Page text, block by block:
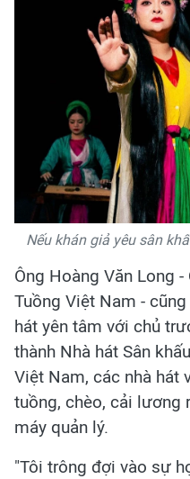
Nếu khán giả yêu sân
Ông Hoàng Văn Long
Tuồng Việt Nam -
hát yên tâm với chủ
thành Nhà hát Sân
Việt Nam, các nhà hát
tuồng, chèo, cải lương
máy quản lý.
"Tôi trông đợi vào sự